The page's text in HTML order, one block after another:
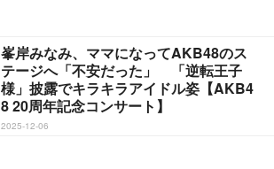
峯岸みなみ、ママになってAKB48のス
テージへ「不安だった」 「逆転王子
様」披露でキラキラアイドル姿【AKB4
8 20周年記念コンサート】
2025-12-06